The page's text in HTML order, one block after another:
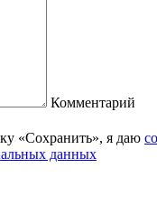
Комментарий
«Сохранить», я даю
данных